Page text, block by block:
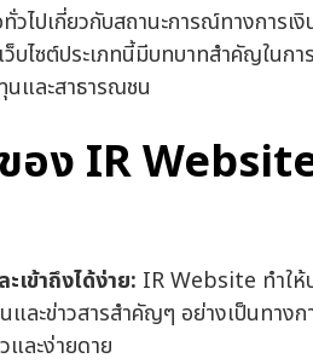
ไปเกี่ยวกับสถานะการณ์ทางการเ
บไซต์ประเภทนี้มีบทบาทสำคัญในก
และสาธารณชน
อง IR
เข้าถึงได้ง่าย: IR Website ทำให้
และข่าวสารสำคัญๆ อย่างเป็นทาง
และง่ายดาย